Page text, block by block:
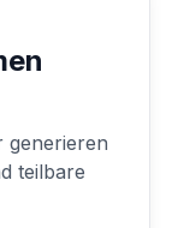
generieren
teilbare